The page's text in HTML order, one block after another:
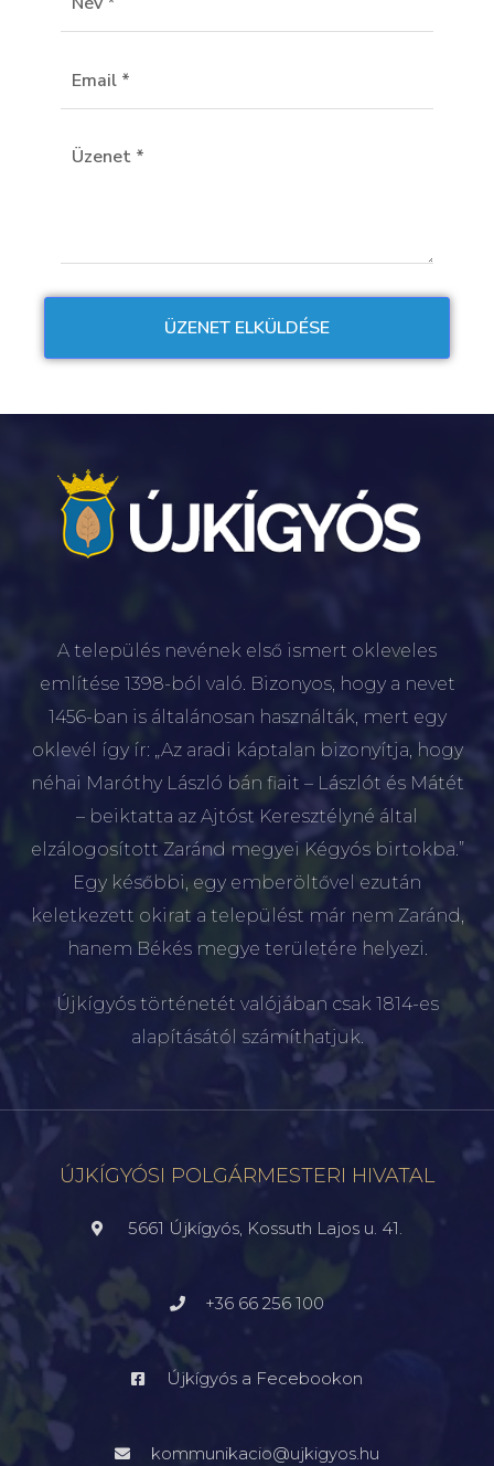
A település nevének első ismert okleveles
említése 1398-ból való. Bizonyos, hogy a nevet
1456-ban is általánosan használták, mert egy
oklevél így ír: „Az aradi káptalan bizonyítja, hogy
néhai Maróthy László bán fiait – Lászlót és Mátét
– beiktatta az Ajtóst Keresztélyné által
elzálogosított Zaránd megyei Kégyós birtokba.”
Egy későbbi, egy emberöltővel ezután
keletkezett okirat a települést már nem Zaránd,
hanem Békés megye területére helyezi.
Újkígyós történetét valójában csak 1814-es
alapításától számíthatjuk.
ÚJKÍGYÓSI POLGÁRMESTERI HIVATAL
5661 Újkígyós, Kossuth Lajos u. 41.
+36 66 256 100
Újkígyós a Fecebookon
kommunikacio@ujkigyos.hu